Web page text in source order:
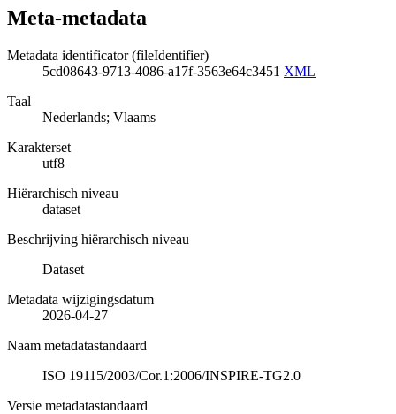
Meta-metadata
Metadata identificator (fileIdentifier)
5cd08643-9713-4086-a17f-3563e64c3451 XML
Taal
Nederlands; Vlaams
Karakterset
utf8
Hiërarchisch niveau
dataset
Beschrijving hiërarchisch niveau
Dataset
Metadata wijzigingsdatum
2026-04-27
Naam metadatastandaard
ISO 19115/2003/Cor.1:2006/INSPIRE-TG2.0
Versie metadatastandaard